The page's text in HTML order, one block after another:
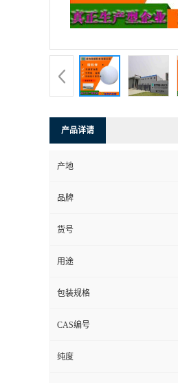
产品详请
产地
品牌
货号
用途
包装规格
CAS编号
纯度